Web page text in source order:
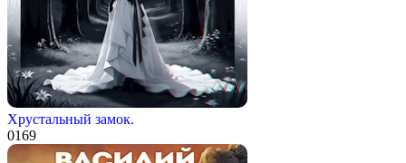
Хрустальный замок.
0169